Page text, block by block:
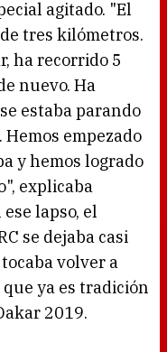
agitado. "El
tres kilómetros.
ha recorrido 5
nuevo. Ha
estaba parando
empezado
y hemos logrado
explicaba
lapso, el
se dejaba casi
volver a
ya es tradición
2019.